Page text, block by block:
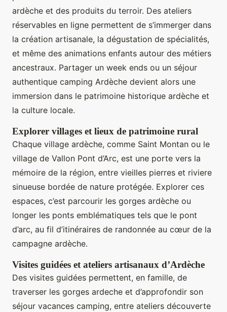
ardèche et des produits du terroir. Des ateliers
réservables en ligne permettent de s’immerger dans
la création artisanale, la dégustation de spécialités,
et même des animations enfants autour des métiers
ancestraux. Partager un week ends ou un séjour
authentique camping Ardèche devient alors une
immersion dans le patrimoine historique ardèche et
la culture locale.
Explorer villages et lieux de patrimoine rural
Chaque village ardèche, comme Saint Montan ou le
village de Vallon Pont d’Arc, est une porte vers la
mémoire de la région, entre vieilles pierres et riviere
sinueuse bordée de nature protégée. Explorer ces
espaces, c’est parcourir les gorges ardèche ou
longer les ponts emblématiques tels que le pont
d’arc, au fil d’itinéraires de randonnée au cœur de la
campagne ardèche.
Visites guidées et ateliers artisanaux d’Ardèche
Des visites guidées permettent, en famille, de
traverser les gorges ardeche et d’approfondir son
séjour vacances camping, entre ateliers découverte